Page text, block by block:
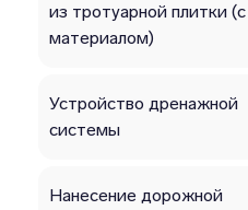
из тротуарной плитки (с
материалом)
Устройство дренажной
системы
Нанесение дорожной